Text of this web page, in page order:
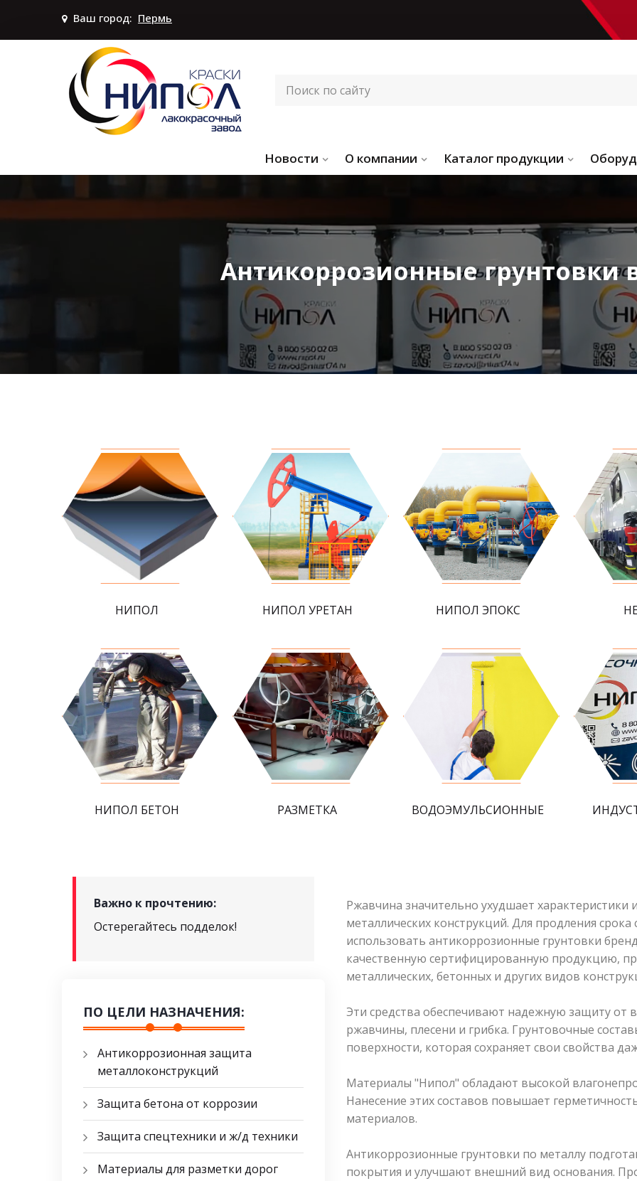
Ваш город: Пермь
Новости О компании Каталог продукции
Антикоррозионные грунтовки
НИПОЛ НИПОЛ УРЕТАН НИПОЛ ЭПОКС
НИПОЛ БЕТОН РАЗМЕТКА ВОДОЭМУЛЬСИОННЫЕ
Важно к прочтению:
Остерегайтесь подделок!
ПО ЦЕЛИ НАЗНАЧЕНИЯ:
Антикоррозионная защита
металлоконструкций
Защита бетона от коррозии
Защита спецтехники и ж/д техники
Материалы для разметки дорог
Ржавчина значительно ухудшает
металлических конструкций. Для продления
использовать антикоррозионные грунтовки
качественную сертифицированную продукцию,
металлических, бетонных и других видов
Эти средства обеспечивают надежную защиту от
ржавчины, плесени и грибка. Грунтовочные
поверхности, которая сохраняет свои свойства
Материалы "Нипол" обладают высокой
Нанесение этих составов повышает
материалов.
Антикоррозионные грунтовки по металлу
покрытия и улучшают внешний вид основания.